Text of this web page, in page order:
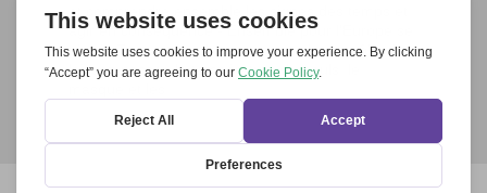
et comprendre ensemble les signes des temps et
agir en conséquence - Ensemble pour l'Europe se
réunit. Tout est en place au poste de contrôle : le
laissez-passer, la température du pouls, le